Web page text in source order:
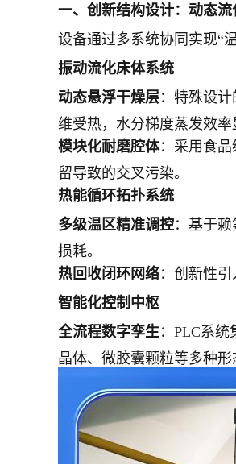
一、创新结构设计：动态
设备通过多系统协同实现“
振动流化床体系统
动态悬浮干燥层：特殊设
维受热，水分梯度蒸发效率
模块化耐磨腔体：采用食
留导致的交叉污染。
热能循环拓扑系统
多级温区精准调控：基于
损耗。
热回收闭环网络：创新性
智能化控制中枢
全流程数字孪生 ：PLC系
晶体、微胶囊颗粒等多种形